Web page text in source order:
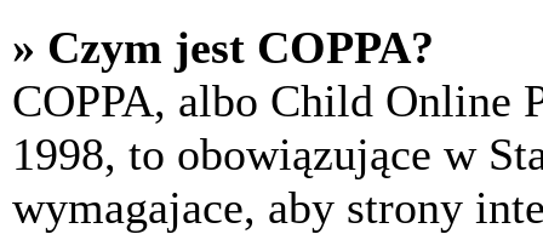
» Czym jest COPPA?
COPPA, albo Child Online
1998, to obowiązujące w
wymagajace, aby strony